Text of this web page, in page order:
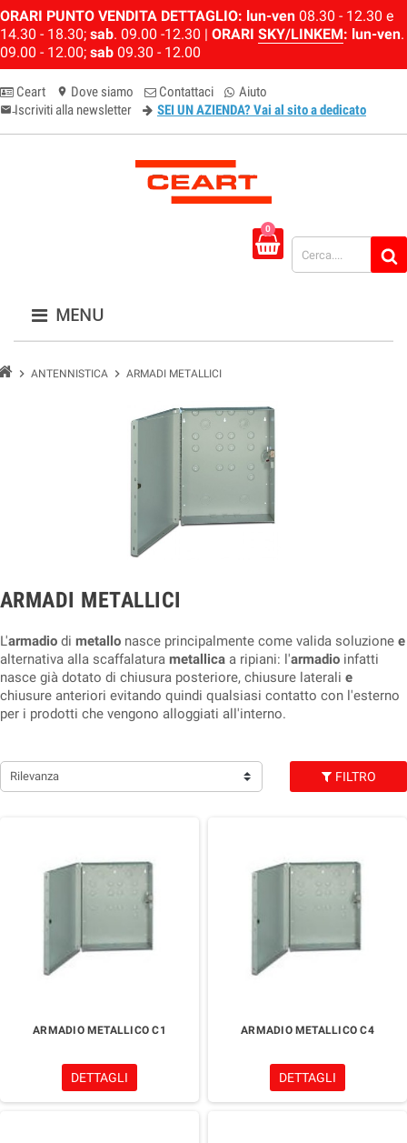
ORARI PUNTO VENDITA DETTAGLIO: lun-ven 08.30 - 12.30 e
14.30 - 18.30; sab. 09.00 -12.30 | ORARI SKY/LINKEM: lun-ven.
09.00 - 12.00; sab 09.30 - 12.00
Ceart location_on Dove siamo Contattaci Aiuto
email-newsletter
Iscriviti alla newsletter SEI UN AZIENDA? Vai al sito a dedicato
0
MENU
chevron_right ANTENNISTICA chevron_right ARMADI METALLICI
ARMADI METALLICI
L'armadio di metallo nasce principalmente come valida soluzione e
alternativa alla scaffalatura metallica a ripiani: l'armadio infatti
nasce già dotato di chiusura posteriore, chiusure laterali e
chiusure anteriori evitando quindi qualsiasi contatto con l'esterno
per i prodotti che vengono alloggiati all'interno.
Rilevanza FILTRO
ARMADIO METALLICO C1
DETTAGLI
ARMADIO METALLICO C4
DETTAGLI